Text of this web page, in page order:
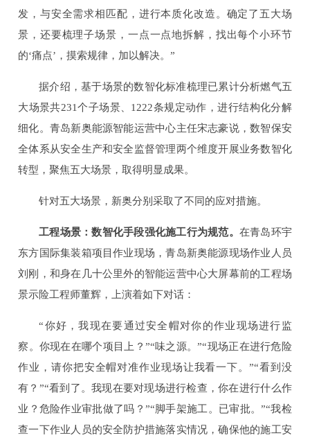
发，与安全需求相匹配，进行本质化改造。确定了五大场
景，还要梳理子场景，一点一点地拆解，找出每个小环节
的‘痛点’，摸索规律，加以解决。”
据介绍，基于场景的数智化标准梳理已累计分析燃气五
大场景共231个子场景、1222条规定动作，进行结构化分解
细化。青岛新奥能源智能运营中心主任宋志豪说，数智保安
全体系从安全生产和安全监督管理两个维度开展业务数智化
转型，聚焦五大场景，取得明显成果。
针对五大场景，新奥分别采取了不同的应对措施。
工程场景：数智化手段强化施工行为规范。 在青岛环宇
东方国际集装箱项目作业现场，青岛新奥能源现场作业人员
刘刚，和身在几十公里外的智能运营中心大屏幕前的工程场
景示险工程师董辉，上演着如下对话：
“你好，我现在要通过安全帽对你的作业现场进行监
察。你现在在哪个项目上？”“味之源。”“现场正在进行危险
作业，请你把安全帽对准作业现场让我看一下。”“看到没
有？”“看到了。我现在要对现场进行检查，你在进行什么作
业？危险作业审批做了吗？”“脚手架施工。已审批。”“我检
查一下作业人员的安全防护措施落实情况，确保他的施工安